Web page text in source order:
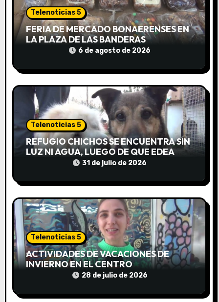
e
e
t
r
a
d
a
Telenoticias 5
FERIA DE MERCADO BONAERENSES EN
LA PLAZA DE LAS BANDERAS
6 de agosto de 2026
Telenoticias 5
REFUGIO CHICHOS SE ENCUENTRA SIN
LUZ NI AGUA, LUEGO DE QUE EDEA
CORTARA EL SUMINISTRO SIN AVISO
31 de julio de 2026
Telenoticias 5
ACTIVIDADES DE VACACIONES DE
INVIERNO EN EL CENTRO
COMUNITARIO EL TALA
28 de julio de 2026